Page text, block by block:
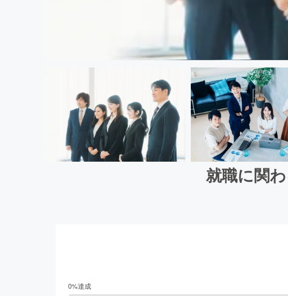
就職に関
0%達成